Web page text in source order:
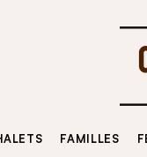
FAMILLES